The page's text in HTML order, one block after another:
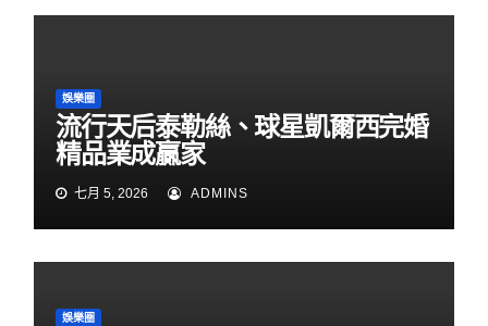
娛樂圈
流行天后泰勒絲、球星凱爾西完婚
精品業成贏家
七月 5, 2026 ADMINS
娛樂圈